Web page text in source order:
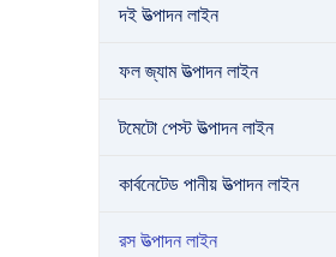
দই উত্পাদন লাইন
ফল জ্যাম উত্পাদন লাইন
টমেটো পেস্ট উত্পাদন লাইন
কার্বনেটেড পানীয় উত্পাদন লাইন
রস উত্পাদন লাইন